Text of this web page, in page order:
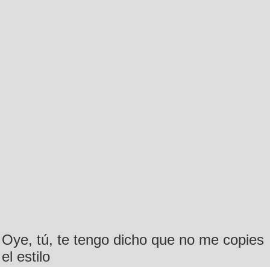
Oye, tú, te tengo dicho que no me copies
el estilo